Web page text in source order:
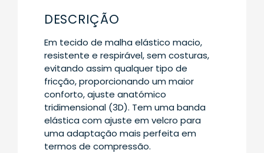
DESCRIÇÃO
Em tecido de malha elástico macio,
resistente e respirável, sem costuras,
evitando assim qualquer tipo de
fricção, proporcionando um maior
conforto, ajuste anatómico
tridimensional (3D). Tem uma banda
elástica com ajuste em velcro para
uma adaptação mais perfeita em
termos de compressão.